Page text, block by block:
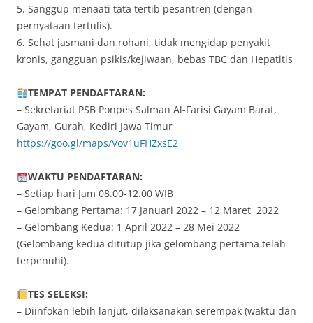
5. Sanggup menaati tata tertib pesantren (dengan
pernyataan tertulis).
6. Sehat jasmani dan rohani, tidak mengidap penyakit
kronis, gangguan psikis/kejiwaan, bebas TBC dan Hepatitis
TEMPAT PENDAFTARAN:
– Sekretariat PSB Ponpes Salman Al-Farisi Gayam Barat,
Gayam, Gurah, Kediri Jawa Timur
https://goo.gl/maps/Vov1uFHZxsE2
WAKTU PENDAFTARAN:
– Setiap hari Jam 08.00-12.00 WIB
– Gelombang Pertama: 17 Januari 2022 – 12 Maret 2022
– Gelombang Kedua: 1 April 2022 – 28 Mei 2022
(Gelombang kedua ditutup jika gelombang pertama telah
terpenuhi).
TES SELEKSI:
– Diinfokan lebih lanjut, dilaksanakan serempak (waktu dan